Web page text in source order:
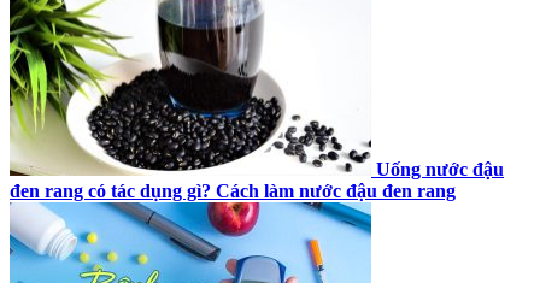
Uống nước đậu
đen rang có tác dụng gì? Cách làm nước đậu đen rang